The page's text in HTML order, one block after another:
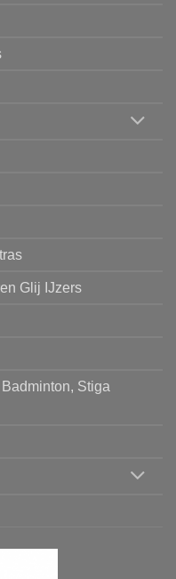
Glij IJzers
Stiga